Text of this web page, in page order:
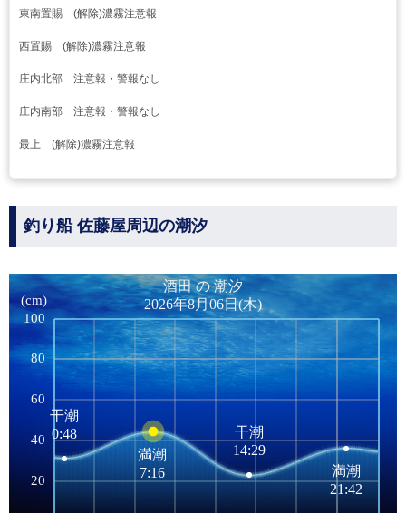
東南置賜 (解除)濃霧注意報
西置賜 (解除)濃霧注意報
庄内北部 注意報・警報なし
庄内南部 注意報・警報なし
最上 (解除)濃霧注意報
釣り船 佐藤屋周辺の潮汐